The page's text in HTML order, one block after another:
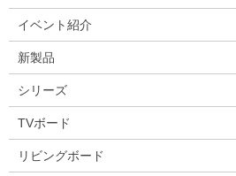
イベント紹介
新製品
シリーズ
TVボード
リビングボード